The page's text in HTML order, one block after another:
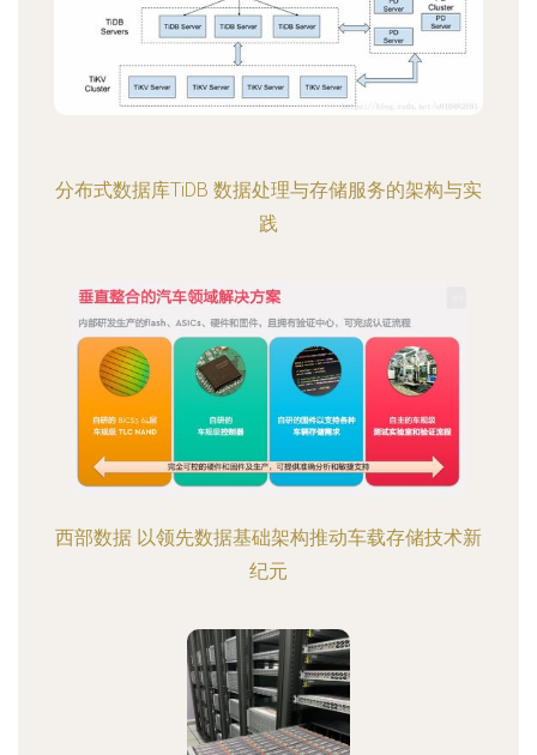
分布式数据库TiDB 数据处理与存储服务的架构与实
践
西部数据 以领先数据基础架构推动车载存储技术新
纪元